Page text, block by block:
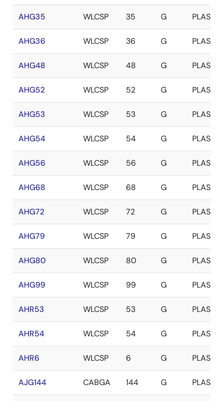
AHG35 WLCSP 35 G PLASTIC
AHG36 WLCSP 36 G PLASTIC
AHG48 WLCSP 48 G PLASTIC
AHG52 WLCSP 52 G PLASTIC
AHG53 WLCSP 53 G PLASTIC
AHG54 WLCSP 54 G PLASTIC
AHG56 WLCSP 56 G PLASTIC
AHG68 WLCSP 68 G PLASTIC
AHG72 WLCSP 72 G PLASTIC
AHG79 WLCSP 79 G PLASTIC
AHG80 WLCSP 80 G PLASTIC
AHG99 WLCSP 99 G PLASTIC
AHR53 WLCSP 53 G PLASTIC
AHR54 WLCSP 54 G PLASTIC
AHR6 WLCSP 6 G PLASTIC
AJG144 CABGA 144 G PLASTIC